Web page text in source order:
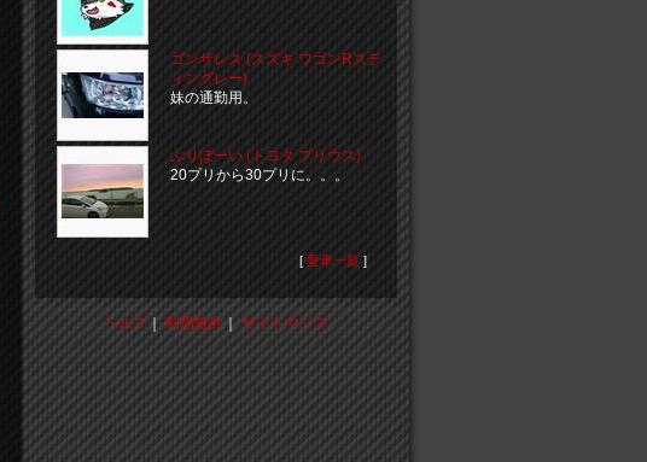
ゴンザレス (スズキ ワゴンRステ
ィングレー)
妹の通勤用。
ぷりぼーい (トヨタ プリウス)
20プリから30プリに。。。
[ 愛車一覧 ]
ヘルプ｜利用規約｜サイトマップ